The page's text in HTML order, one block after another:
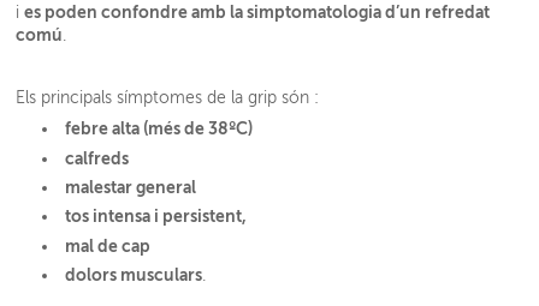
ies poden confondre amb la simptomatologia d’un refredat
comú
Els principals símptomes de la grip són :
febre alta (més de 38ºC)
calfreds
malestar general
tos intensa i persistent,
mal de cap
dolors musculars.